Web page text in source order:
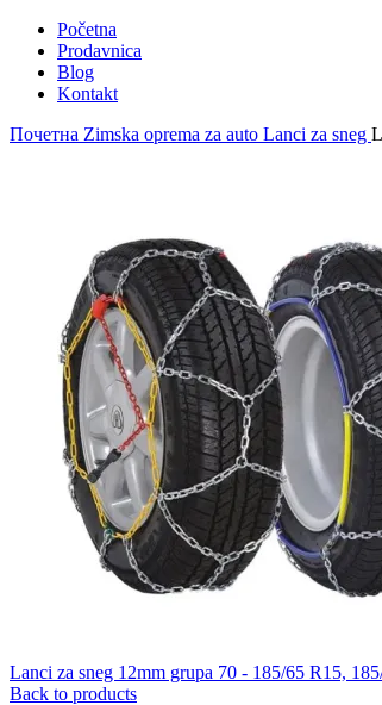
Početna
Prodavnica
Blog
Kontakt
Почетна Zimska oprema za auto Lanci za sneg
Lanci za sneg 12mm grupa 70 - 185/65 R15,
Back to products